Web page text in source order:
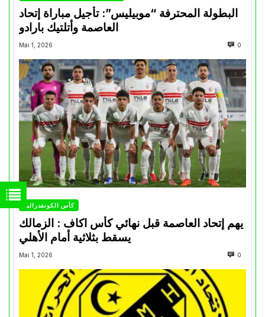
البطولة المحترفة “موبيليس”: تأجيل مباراة إتحاد
العاصمة وأتلتيك بارادو
Mai 1, 2026 0
كأس الكونفدرالية
يهم إتحاد العاصمة قبل نهائي كأس اكاف : الزمالك
Mai 1, 2026 0